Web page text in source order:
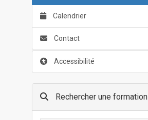
Calendrier
Contact
Accessibilité
Rechercher une formation